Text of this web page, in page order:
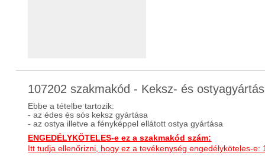
107202 szakmakód - Keksz- és ostyagyártás
Ebbe a tételbe tartozik:
- az édes és sós keksz gyártása
- az ostya illetve a fényképpel ellátott ostya gyártása
ENGEDÉLYKÖTELES-e ez a szakmakód szám:
Itt tudja ellenőrizni, hogy ez a tevékenység engedélyköteles-e: